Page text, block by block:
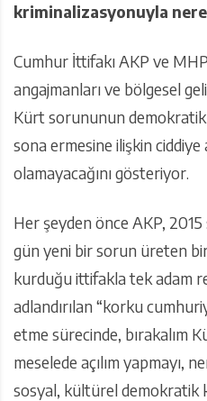
kriminalizasyonuyla
Cumhur İttifakı AKP ve
angajmanları ve bölgesel
Kürt sorununun demokratik
sona ermesine ilişkin ciddiye
olamayacağını gösteriyor.
Her şeyden önce AKP,
gün yeni bir sorun üreten
kurduğu ittifakla tek adam
adlandırılan “korku
etme sürecinde, bırakalım
meselede açılım yapmayı,
sosyal, kültürel demokratik